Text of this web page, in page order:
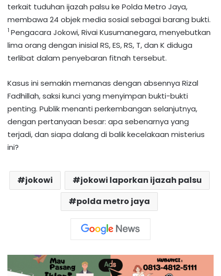
terkait tuduhan ijazah palsu ke Polda Metro Jaya,
membawa 24 objek media sosial sebagai barang bukti.
1 Pengacara Jokowi, Rivai Kusumanegara, menyebutkan
lima orang dengan inisial RS, ES, RS, T, dan K diduga
terlibat dalam penyebaran fitnah tersebut.
Kasus ini semakin memanas dengan absennya Rizal
Fadhillah, saksi kunci yang menyimpan bukti-bukti
penting. Publik menanti perkembangan selanjutnya,
dengan pertanyaan besar: apa sebenarnya yang
terjadi, dan siapa dalang di balik kecelakaan misterius
ini?
jokowi
jokowi laporkan ijazah palsu
polda metro jaya